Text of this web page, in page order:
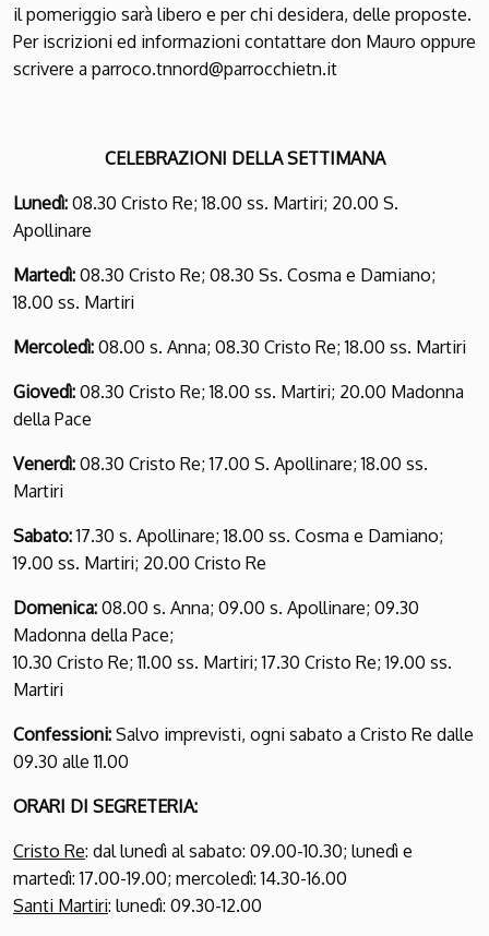
il pomeriggio sarà libero e per chi desidera, delle proposte.
Per iscrizioni ed informazioni contattare don Mauro oppure
scrivere a parroco.tnnord@parrocchietn.it
CELEBRAZIONI DELLA SETTIMANA
Lunedì: 08.30 Cristo Re; 18.00 ss. Martiri; 20.00 S.
Apollinare
Martedì: 08.30 Cristo Re; 08.30 Ss. Cosma e Damiano;
18.00 ss. Martiri
Mercoledì: 08.00 s. Anna; 08.30 Cristo Re; 18.00 ss. Martiri
Giovedì: 08.30 Cristo Re; 18.00 ss. Martiri; 20.00 Madonna
della Pace
Venerdì: 08.30 Cristo Re; 17.00 S. Apollinare; 18.00 ss.
Martiri
Sabato:17.30 s. Apollinare; 18.00 ss. Cosma e Damiano;
19.00 ss. Martiri; 20.00 Cristo Re
Domenica: 08.00 s. Anna; 09.00 s. Apollinare; 09.30
Madonna della Pace;
10.30 Cristo Re; 11.00 ss. Martiri; 17.30 Cristo Re; 19.00 ss.
Martiri
Confessioni: Salvo imprevisti, ogni sabato a Cristo Re dalle
09.30 alle 11.00
ORARI DI SEGRETERIA:
Cristo Re: dal lunedì al sabato: 09.00-10.30; lunedì e
martedì: 17.00-19.00; mercoledì: 14.30-16.00
Santi Martiri: lunedì: 09.30-12.00